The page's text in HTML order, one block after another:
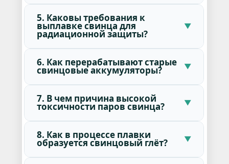
5. Каковы требования к
выплавке свинца для
радиационной защиты?
6. Как перерабатывают старые
свинцовые аккумуляторы?
7. В чем причина высокой
токсичности паров свинца?
8. Как в процессе плавки
образуется свинцовый глёт?